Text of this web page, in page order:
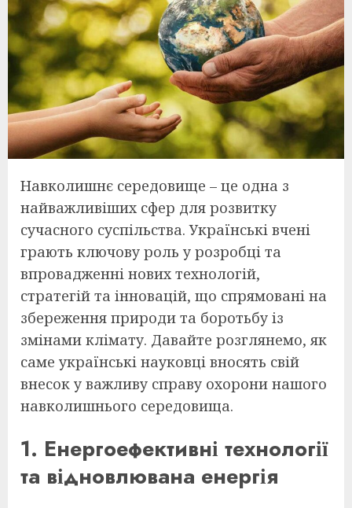
Навколишнє середовище – це одна з
найважливіших сфер для розвитку
сучасного суспільства. Українські вчені
грають ключову роль у розробці та
впровадженні нових технологій,
стратегій та інновацій, що спрямовані на
збереження природи та боротьбу із
змінами клімату. Давайте розглянемо, як
саме українські науковці вносять свій
внесок у важливу справу охорони нашого
навколишнього середовища.
1. Енергоефективні технології
та відновлювана енергія